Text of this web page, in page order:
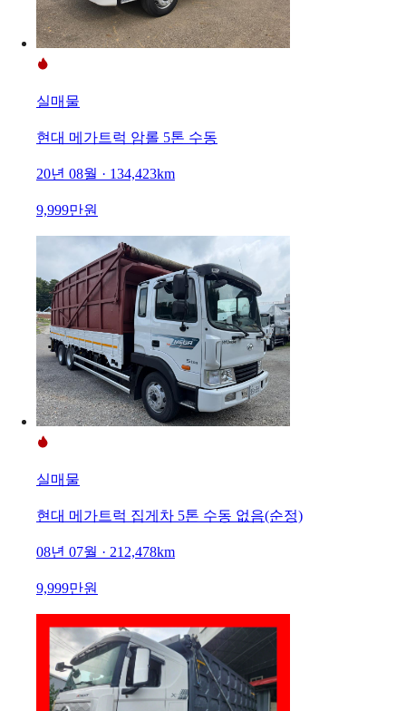
실매물
현대 메가트럭 암롤 5톤 수동
20년 08월 · 134,423km
9,999만원
실매물
현대 메가트럭 집게차 5톤 수동 없음(순정)
08년 07월 · 212,478km
9,999만원